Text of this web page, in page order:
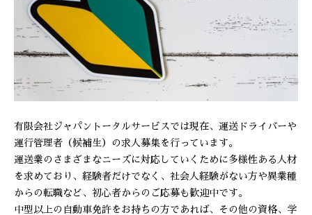
有限会社ジャパントータルサービスでは現在、運送ドライバーや
運行管理者（候補生）の求人募集を行っています。
運送業のさまざまなニーズに対応していくために多様性ある人材
を求めており、経験者だけでなく、社会人経験がない方や異業種
からの転職など、初心者からのご応募も歓迎中です。
中型以上の自動車免許をお持ちの方であれば、その他の資格、学